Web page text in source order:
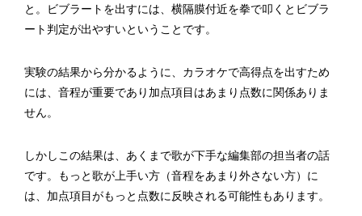
と。ビブラートを出すには、横隔膜付近を拳で叩くとビブラ
ート判定が出やすいということです。
実験の結果から分かるように、カラオケで高得点を出すため
には、音程が重要であり加点項目はあまり点数に関係ありま
せん。
しかしこの結果は、あくまで歌が下手な編集部の担当者の話
です。もっと歌が上手い方（音程をあまり外さない方）に
は、加点項目がもっと点数に反映される可能性もあります。